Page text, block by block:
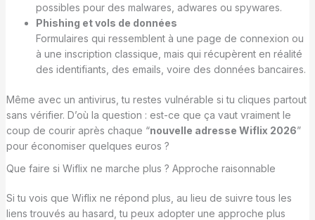
possibles pour des malwares, adwares ou spywares.
Phishing et vols de données
Formulaires qui ressemblent à une page de connexion ou
à une inscription classique, mais qui récupèrent en réalité
des identifiants, des emails, voire des données bancaires.
Même avec un antivirus, tu restes vulnérable si tu cliques partout
sans vérifier. D’où la question : est-ce que ça vaut vraiment le
coup de courir après chaque “nouvelle adresse Wiflix 2026”
pour économiser quelques euros ?
Que faire si Wiflix ne marche plus ? Approche raisonnable
Si tu vois que Wiflix ne répond plus, au lieu de suivre tous les
liens trouvés au hasard, tu peux adopter une approche plus